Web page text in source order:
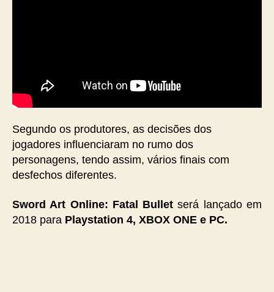
Segundo os produtores, as decisões dos
jogadores influenciaram no rumo dos
personagens, tendo assim, vários finais com
desfechos diferentes.
Sword Art Online: Fatal Bullet será lançado em
2018 para Playstation 4, XBOX ONE e PC.